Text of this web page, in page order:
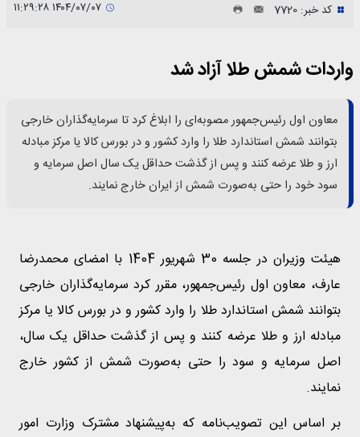
کد خبر: 7720
واردات شمش طلا آزاد شد
معاون اول رئیس‌جمهور مصوبه‌ای را ابلاغ کرد تا سرمایه‌گذاران خارجی
بتوانند شمش استاندارد طلا را وارد کشور و در بورس کالا یا مرکز مبادله
ارز و طلا عرضه کنند و پس از گذشت حداقل یک سال اصل سرمایه و
سود خود را حتی به‌صورت شمش از ایران خارج نمایند.
هیئت وزیران در جلسه 30 شهریور 1404 با امضای محمدرضا
عارف، معاون اول رئیس‌جمهور، مقرر کرد سرمایه‌گذاران خارجی
بتوانند شمش استاندارد طلا را وارد کشور و در بورس کالا یا مرکز
مبادله ارز و طلا عرضه کنند و پس از گذشت حداقل یک سال،
اصل سرمایه و سود را حتی به‌صورت شمش از کشور خارج
نمایند.
بر اساس این تصویب‌نامه که به‌پیشنهاد مشترک وزارت امور